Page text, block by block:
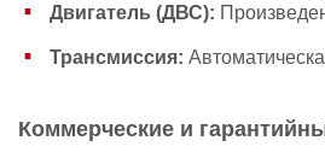
Двигатель (ДВС):
Трансмиссия:
Коммерческие и